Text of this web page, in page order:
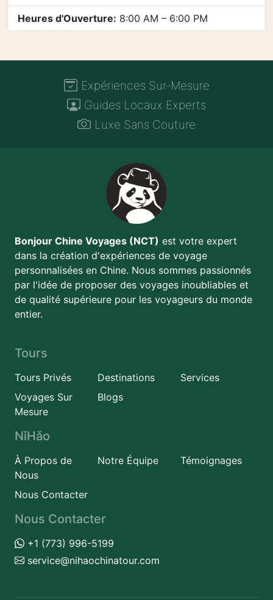
Heures d'Ouverture: 8:00 AM – 6:00 PM
Expériences Sur-Mesure
Guides Locaux Experts
Luxe Sans Couture
Bonjour Chine Voyages (NCT) est votre expert
dans la création d'expériences de voyage
personnalisées en Chine. Nous sommes passionnés
par l'idée de proposer des voyages inoubliables et
de qualité supérieure pour les voyageurs du monde
entier.
Tours
Tours Privés Destinations
Services
Voyages Sur
Mesure
Blogs
NǐHǎo
À Propos de
Nous
Notre Équipe Témoignages
Nous Contacter
Nous Contacter
+1 (773) 996-5199
service@nihaochinatour.com